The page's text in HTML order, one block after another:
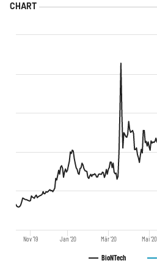
BioNTech
Nov '19 Jan '20 Mär '20 Mai '20